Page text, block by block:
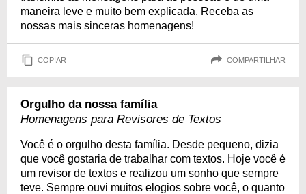
maneira leve e muito bem explicada. Receba as
nossas mais sinceras homenagens!
COPIAR COMPARTILHAR
Orgulho da nossa família
Homenagens para Revisores de Textos
Você é o orgulho desta família. Desde pequeno, dizia
que você gostaria de trabalhar com textos. Hoje você é
um revisor de textos e realizou um sonho que sempre
teve. Sempre ouvi muitos elogios sobre você, o quanto